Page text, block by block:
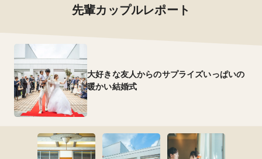
先輩カップルレポート
大好きな友人からのサプライズいっぱいの
暖かい結婚式